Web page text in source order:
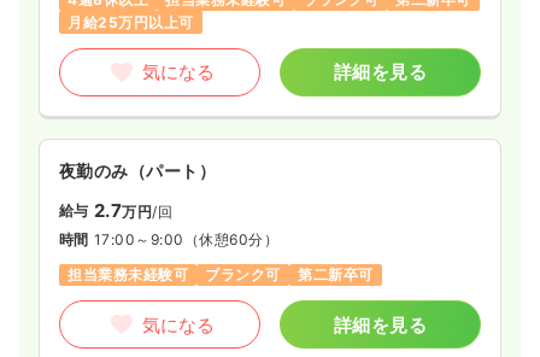
月給25万円以上可
気になる 詳細を見る
夜勤のみ（パート）
給与 2.7万円/回
時間 17:00～9:00 （休憩60分）
担当業務未経験可
ブランク可 第二新卒可
気になる 詳細を見る